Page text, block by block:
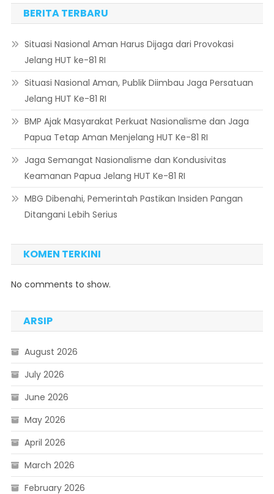
BERITA TERBARU
Situasi Nasional Aman Harus Dijaga dari Provokasi
Jelang HUT ke-81 RI
Situasi Nasional Aman, Publik Diimbau Jaga Persatuan
Jelang HUT Ke-81 RI
BMP Ajak Masyarakat Perkuat Nasionalisme dan Jaga
Papua Tetap Aman Menjelang HUT Ke-81 RI
Jaga Semangat Nasionalisme dan Kondusivitas
Keamanan Papua Jelang HUT Ke-81 RI
MBG Dibenahi, Pemerintah Pastikan Insiden Pangan
Ditangani Lebih Serius
KOMEN TERKINI
No comments to show.
ARSIP
August 2026
July 2026
June 2026
May 2026
April 2026
March 2026
February 2026